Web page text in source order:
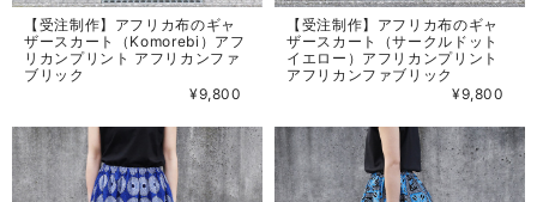
【受注制作】アフリカ布のギャ
ザースカート（Komorebi）アフ
リカンプリント アフリカンファ
ブリック
¥9,800
【受注制作】アフリカ布のギャ
ザースカート（サークルドット
イエロー）アフリカンプリント
アフリカンファブリック
¥9,800